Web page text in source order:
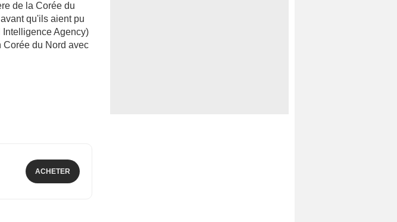
de la Corée du
qu'ils aient pu
Agency)
Corée du Nord avec
ACHETER